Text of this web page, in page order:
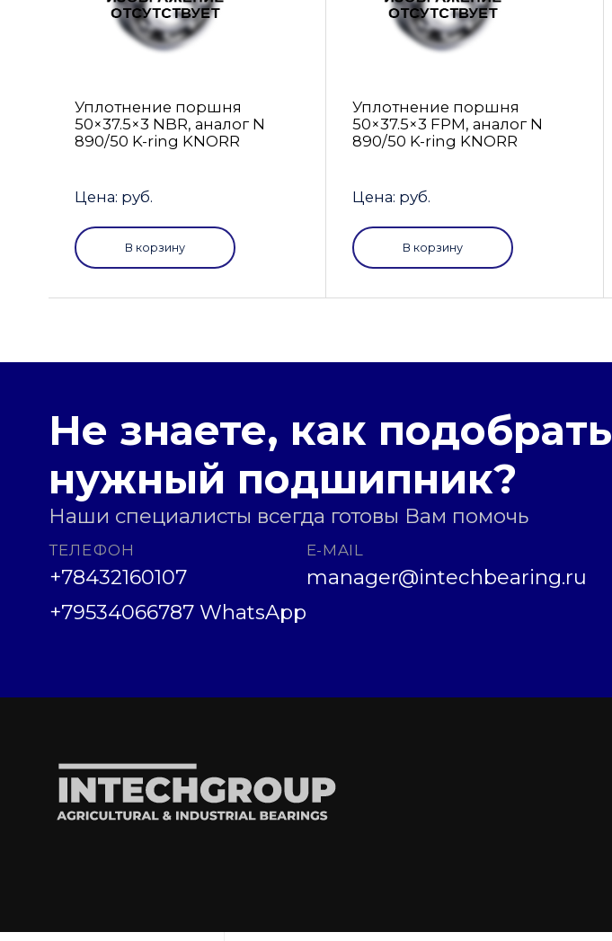
Уплотнение поршня
50×37.5×3 NBR, аналог N
890/50 K-ring KNORR
Цена: руб.
В корзину
Уплотнение поршня
50×37.5×3 FРM, аналог N
890/50 K-ring KNORR
Цена: руб.
В корзину
Не знаете, как подобрать
нужный подшипник?
Наши специалисты всегда готовы Вам помочь
ТЕЛЕФОН
+78432160107
+79534066787 WhatsApp
E-MAIL
manager@intechbearing.ru